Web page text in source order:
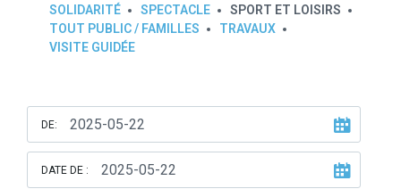
SOLIDARITÉ
SPECTACLE
SPORT ET LOISIRS
TOUT PUBLIC / FAMILLES
TRAVAUX
VISITE GUIDÉE
DE:
DATE DE :